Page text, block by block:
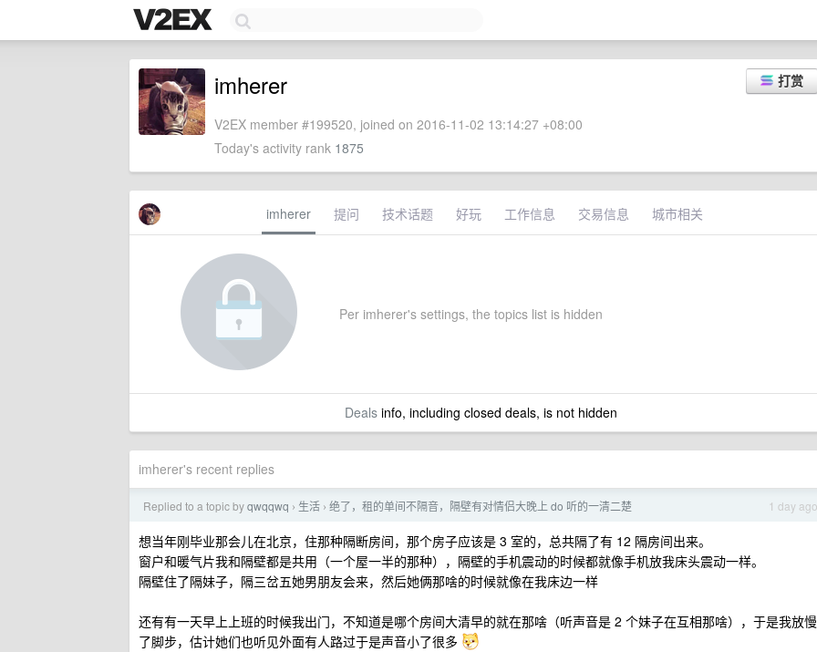
打赏
imherer
V2EX member #199520, joined on 2016-11-02 13:14:27 +08:00
Today's activity rank 1875
imherer 提问 技术话题 好玩 工作信息 交易信息 城市相关
Per imherer's settings, the topics list is hidden
Dealsinfo, including closed deals, is not hidden
imherer's recent replies
1 day ago
Replied to a topic byqwqqwq › 生活 › 绝了，租的单间不隔音，隔壁有对情侣大晚上 do 听的一清二楚
想当年刚毕业那会儿在北京，住那种隔断房间，那个房子应该是 3 室的，总共隔了有 12 隔房间出来。
窗户和暖气片我和隔壁都是共用（一个屋一半的那种），隔壁的手机震动的时候都就像手机放我床头震动一样。
隔壁住了隔妹子，隔三岔五她男朋友会来，然后她俩那啥的时候就像在我床边一样
还有有一天早上上班的时候我出门，不知道是哪个房间大清早的就在那啥（听声音是 2 个妹子在互相那啥），于是我放慢
了脚步，估计她们也听见外面有人路过于是声音小了很多